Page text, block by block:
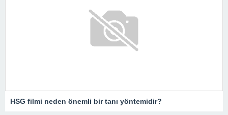
HSG filmi neden önemli bir tanı yöntemidir?